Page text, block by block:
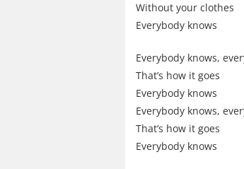
Without your clothes
Everybody knows
Everybody knows,
That’s how it goes
Everybody knows
Everybody knows,
That’s how it goes
Everybody knows